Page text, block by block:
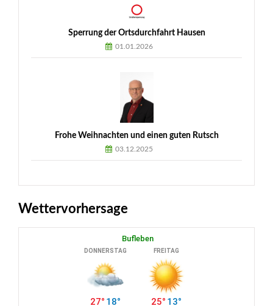
Sperrung der Ortsdurchfahrt Hausen
01.01.2026
Frohe Weihnachten und einen guten Rutsch
03.12.2025
Wettervorhersage